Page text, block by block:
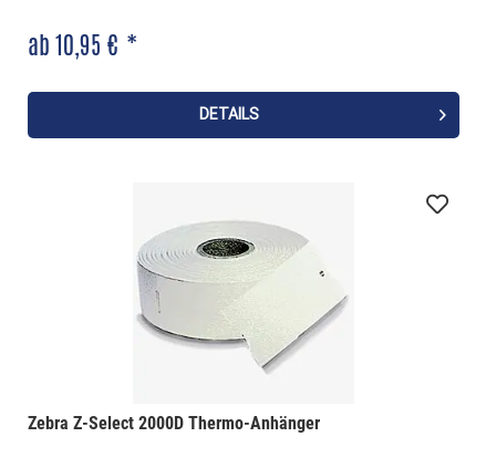
ab 10,95 € *
DETAILS
Zebra Z-Select 2000D Thermo-Anhänger